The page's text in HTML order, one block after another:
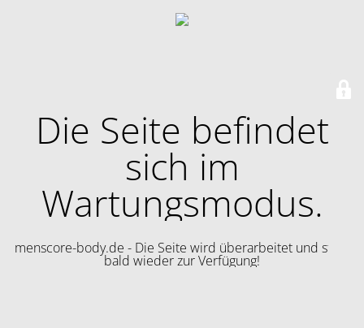
Die Seite befindet
sich im
Wartungsmodus.
menscore-body.de - Die Seite wird überarbeitet und steht
bald wieder zur Verfügung!